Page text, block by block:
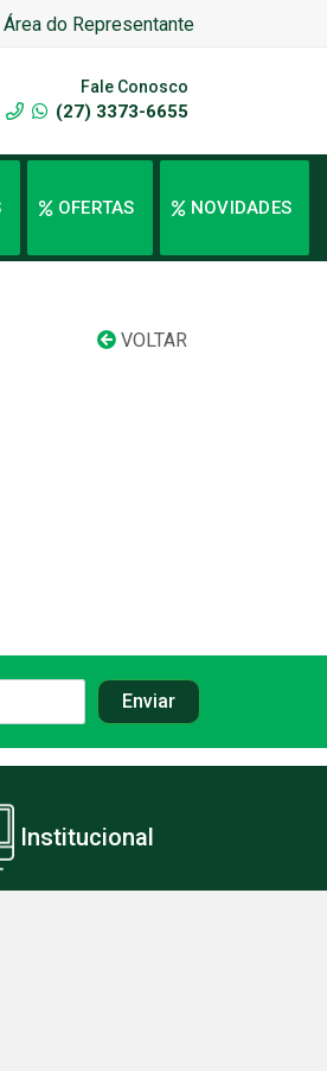
Área do Representante
Fale Conosco
(27) 3373-6655
OFERTAS NOVIDADES
VOLTAR
Institucional